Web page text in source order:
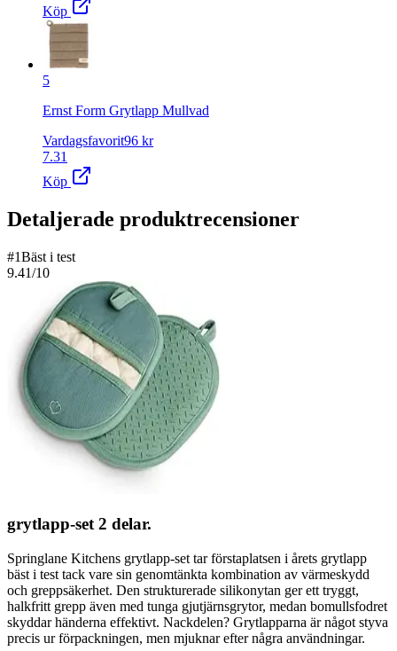
Köp
5
Ernst Form Grytlapp Mullvad
Vardagsfavorit96 kr
7.31
Köp
Detaljerade produktrecensioner
#1Bäst i test
9.41/10
grytlapp-set 2 delar.
Springlane Kitchens grytlapp-set tar förstaplatsen i årets grytlapp
bäst i test tack vare sin genomtänkta kombination av värmeskydd
och greppsäkerhet. Den strukturerade silikonytan ger ett tryggt,
halkfritt grepp även med tunga gjutjärnsgrytor, medan bomullsfodret
skyddar händerna effektivt. Nackdelen? Grytlapparna är något styva
precis ur förpackningen, men mjuknar efter några användningar.